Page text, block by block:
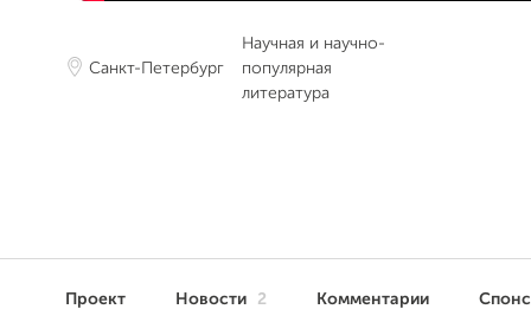
Санкт-Петербург
Научная и научно-
популярная
литература
Проект Новости 2 Комментарии